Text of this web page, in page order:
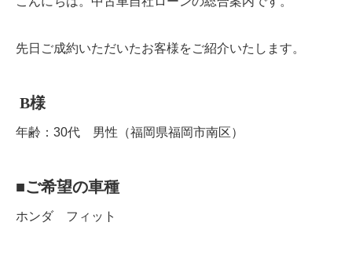
先日ご成約いただいたお客様をご紹介いたします。
B様
年齢：30代 男性（福岡県福岡市南区）
■ご希望の車種
ホンダ フィット